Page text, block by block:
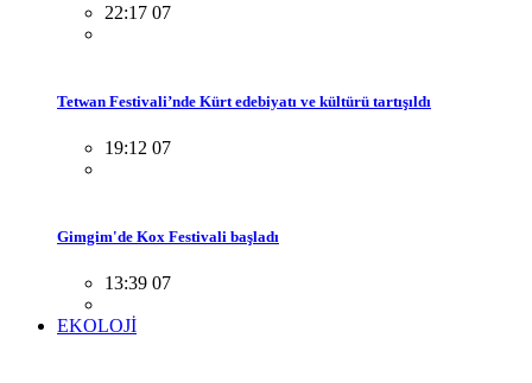
22:17 07
Tetwan Festivali’nde Kürt edebiyatı ve kültürü tartışıldı
19:12 07
Gimgim'de Kox Festivali başladı
13:39 07
EKOLOJİ